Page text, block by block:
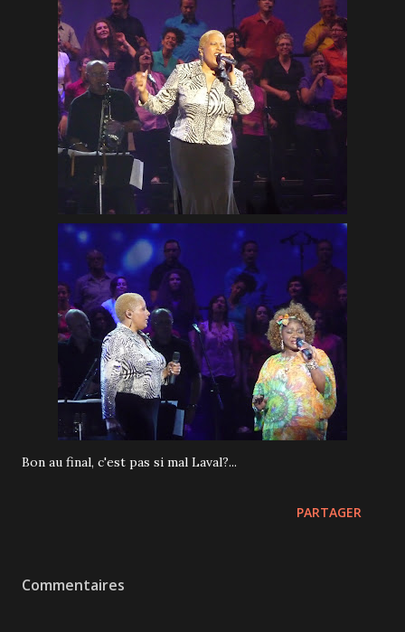
Bon au final, c'est pas si mal Laval?...
PARTAGER
Commentaires